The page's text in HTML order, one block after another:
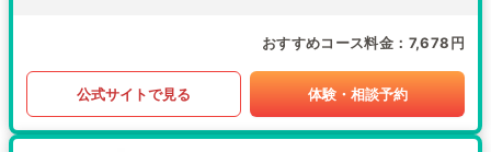
おすすめコース料金 7,678円
公式サイトで見る 体験・相談予約